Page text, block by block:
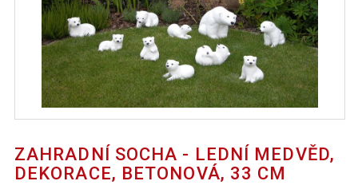
ZAHRADNÍ SOCHA - LEDNÍ MEDVĚD,
DEKORACE, BETONOVÁ, 33 CM